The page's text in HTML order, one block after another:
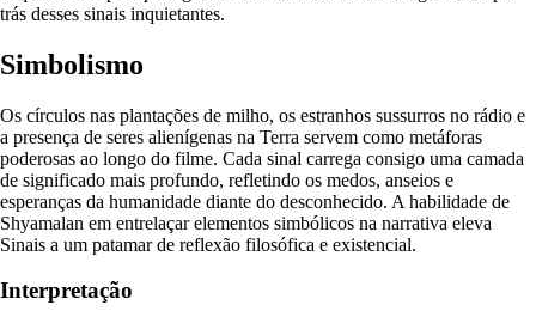
trás desses sinais inquietantes.
Simbolismo
Os círculos nas plantações de milho, os estranhos sussurros no rádio e
a presença de seres alienígenas na Terra servem como metáforas
poderosas ao longo do filme. Cada sinal carrega consigo uma camada
de significado mais profundo, refletindo os medos, anseios e
esperanças da humanidade diante do desconhecido. A habilidade de
Shyamalan em entrelaçar elementos simbólicos na narrativa eleva
Sinais a um patamar de reflexão filosófica e existencial.
Interpretação